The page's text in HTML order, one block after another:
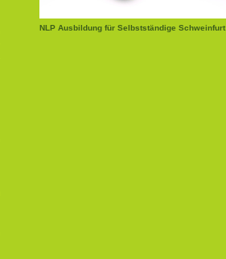
NLP Ausbildung für Selbstständige Schweinfurt